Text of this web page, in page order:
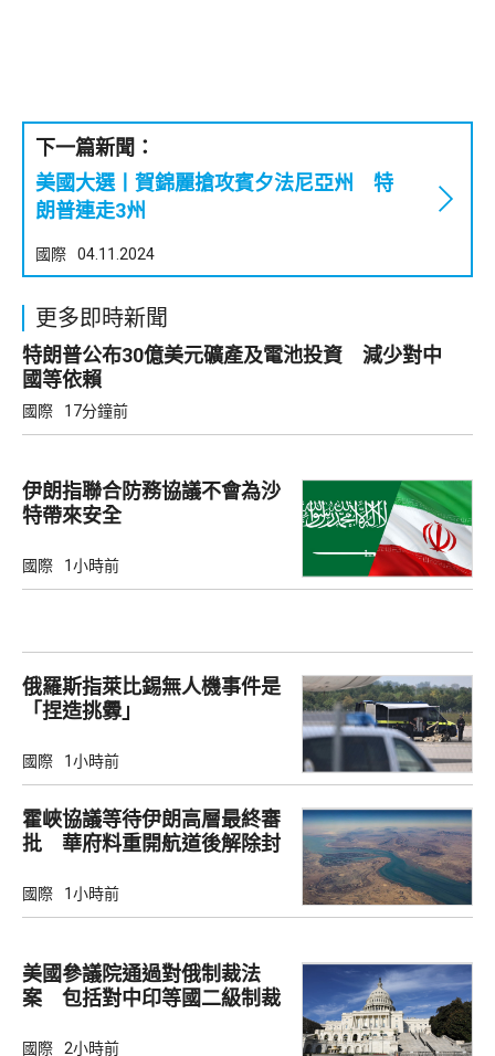
下一篇新聞：
美國大選丨賀錦麗搶攻賓夕法尼亞州 特
朗普連走3州
國際 04.11.2024
更多即時新聞
特朗普公布30億美元礦產及電池投資 減少對中
國等依賴
國際 17分鐘前
伊朗指聯合防務協議不會為沙
特帶來安全
國際 1小時前
俄羅斯指萊比錫無人機事件是
「捏造挑釁」
國際 1小時前
霍峽協議等待伊朗高層最終審
批 華府料重開航道後解除封
國際 1小時前
美國參議院通過對俄制裁法
案 包括對中印等國二級制裁
國際 2小時前